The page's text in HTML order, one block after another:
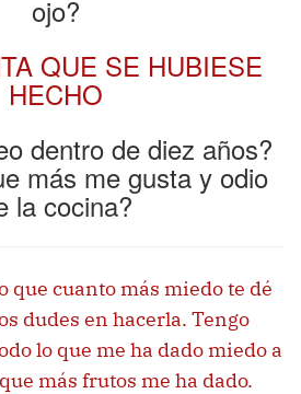
ojo?
QUE SE HUBIESE
HECHO
dentro de diez años?
más me gusta y odio
la cocina?
que cuanto más miedo te dé
dudes en hacerla. Tengo
lo que me ha dado miedo a
más frutos me ha dado.